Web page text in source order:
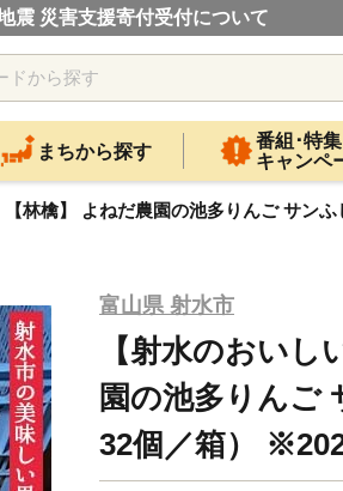
震 災害支援寄付受付について
まちから探す
番組･特集
キャンペ
【林檎】 よねだ農園の池多りんご サン
富山県 射水市
【射水のおいし
園の池多りんご
32個／箱）